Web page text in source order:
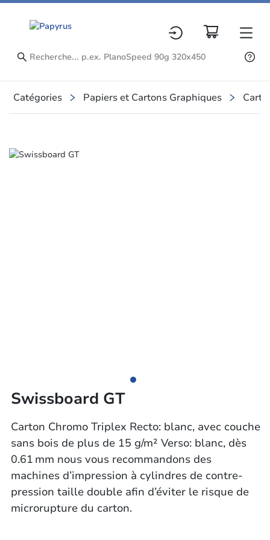
Catégories Papiers et Cartons Graphiques
Slide 1 of 1
Swissboard GT
Carton Chromo Triplex Recto: blanc, avec couche
sans bois de plus de 15 g/m² Verso: blanc, dès
0.61 mm nous vous recommandons des
machines d’impression à cylindres de contre-
pression taille double afin d’éviter le risque de
microrupture du carton.